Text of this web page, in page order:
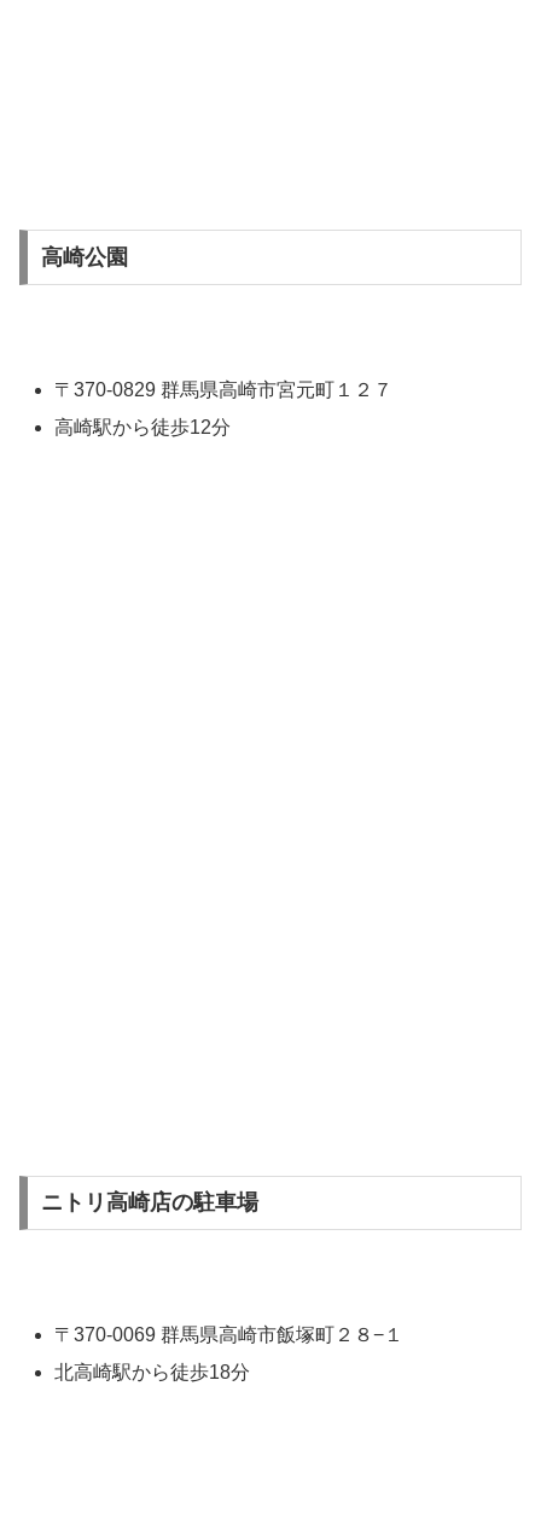
高崎公園
〒370-0829 群馬県高崎市宮元町１２７
高崎駅から徒歩12分
ニトリ高崎店の駐車場
〒370-0069 群馬県高崎市飯塚町２８−１
北高崎駅から徒歩18分